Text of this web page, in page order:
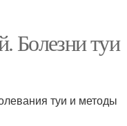
Болезни туи
туи и методы